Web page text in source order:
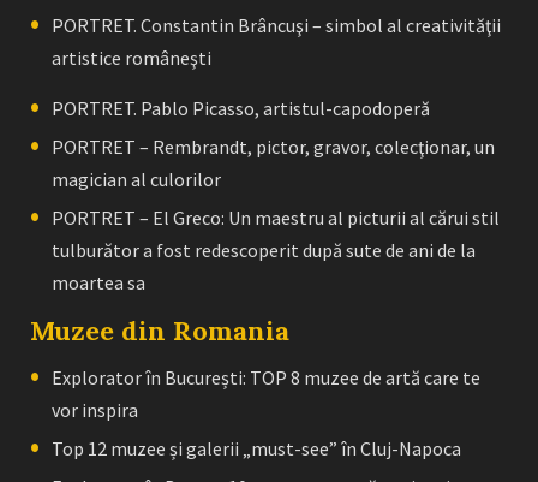
PORTRET. Constantin Brâncuşi – simbol al creativităţii
artistice româneşti
PORTRET. Pablo Picasso, artistul-capodoperă
PORTRET – Rembrandt, pictor, gravor, colecţionar, un
magician al culorilor
PORTRET – El Greco: Un maestru al picturii al cărui stil
tulburător a fost redescoperit după sute de ani de la
moartea sa
Muzee din Romania
Explorator în București: TOP 8 muzee de artă care te
vor inspira
Top 12 muzee și galerii „must-see” în Cluj-Napoca